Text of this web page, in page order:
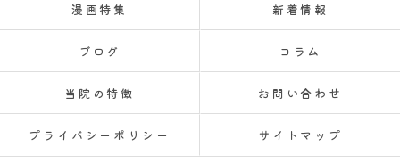
漫画特集 新着情報
ブログ コラム
当院の特徴 お問い合わせ
プライバシーポリシー サイトマップ